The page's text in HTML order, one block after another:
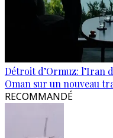
Détroit d’Ormuz: l’Iran
Oman sur un nouveau
RECOMMANDÉ